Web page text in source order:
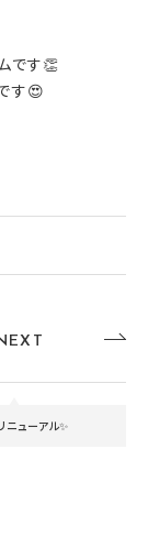
です👏
す😍
ューアル✨